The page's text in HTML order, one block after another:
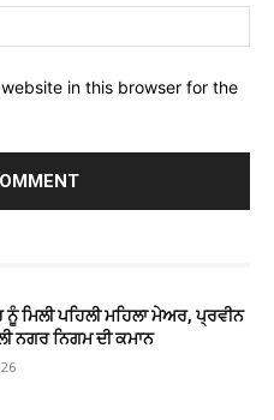
in this browser for the
ਮਿਲੀ ਪਹਿਲੀ ਮਹਿਲਾ ਮੇਅਰ, ਪ੍ਰਵੀਨ
ਨਗਰ ਨਿਗਮ ਦੀ ਕਮਾਨ